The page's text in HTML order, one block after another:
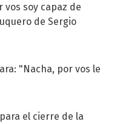
vos soy capaz de
de Sergio
"Nacha, por vos le
el cierre de la